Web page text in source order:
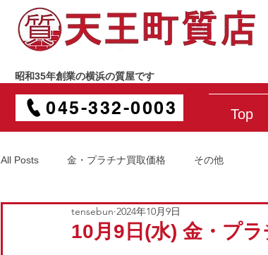
昭和35年創業の横浜の質屋です
045-332-0003 Top
All Posts 金・プラチナ買取価格 その他
10月9日(水) 金・プ
tensebun 2024年10月9日